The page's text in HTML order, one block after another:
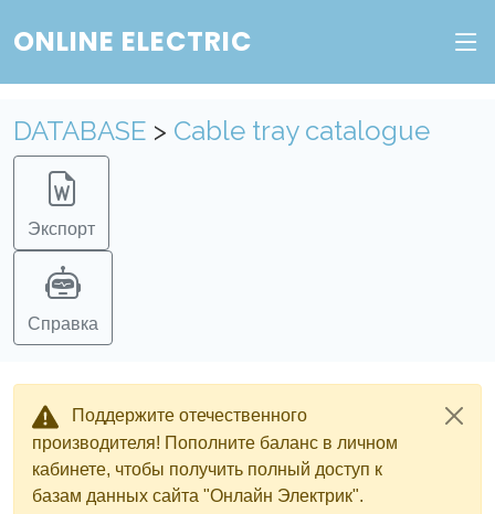
ONLINE ELECTRIC
DATABASE > Cable tray catalogue
Экспорт
Справка
Поддержите отечественного
производителя! Пополните баланс в личном
кабинете, чтобы получить полный доступ к
базам данных сайта "Онлайн Электрик".